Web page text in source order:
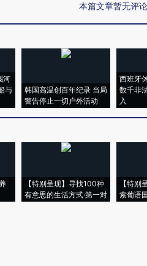
本篇文章暂无评论
河
与
韩国高温创百年纪录 当局
警告停止一切户外活动
西班牙
数千非
入
【特别呈现】寻找100种
有意思的生活方式·第一对
【特别
索葡语